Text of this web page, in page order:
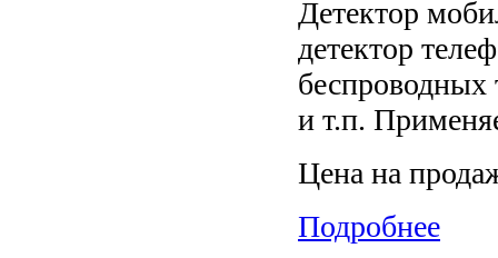
Детектор
детектор
беспроводных
и т.п.
Цена на
Подробнее